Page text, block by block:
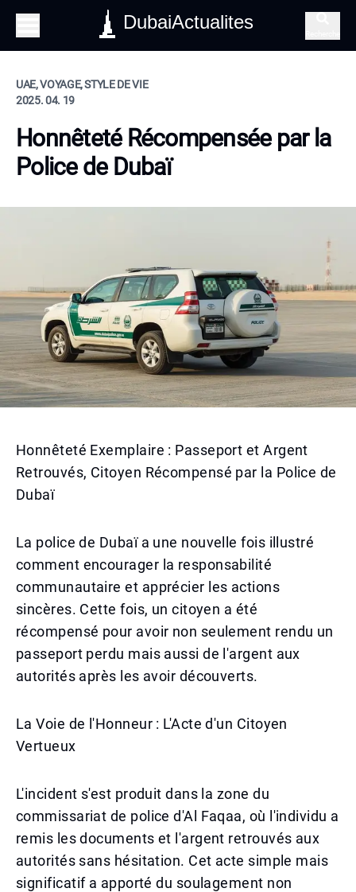
DubaiActualites
UAE, VOYAGE, STYLE DE VIE
2025. 04. 19
Honnêteté Récompensée par la
Police de Dubaï
Honnêteté Exemplaire : Passeport et Argent
Retrouvés, Citoyen Récompensé par la Police de
Dubaï
La police de Dubaï a une nouvelle fois illustré
comment encourager la responsabilité
communautaire et apprécier les actions
sincères. Cette fois, un citoyen a été
récompensé pour avoir non seulement rendu un
passeport perdu mais aussi de l'argent aux
autorités après les avoir découverts.
La Voie de l'Honneur : L'Acte d'un Citoyen
Vertueux
L'incident s'est produit dans la zone du
commissariat de police d'Al Faqaa, où l'individu a
remis les documents et l'argent retrouvés aux
autorités sans hésitation. Cet acte simple mais
significatif a apporté du soulagement non